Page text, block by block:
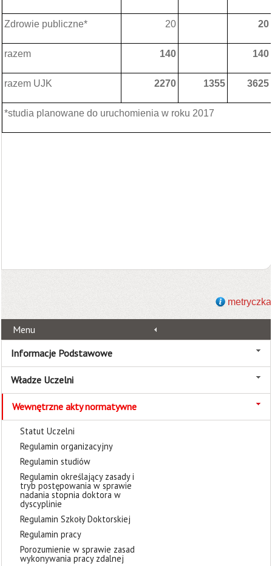
Zdrowie publiczne* 20 20
razem 140 140
razem UJK 2270 1355 3625
*studia planowane do uruchomienia w roku 2017
metryczka
Menu
Informacje Podstawowe
Władze Uczelni
Wewnętrzne akty normatywne
Statut Uczelni
Regulamin organizacyjny
Regulamin studiów
Regulamin określający zasady i
tryb postępowania w sprawie
nadania stopnia doktora w
dyscyplinie
Regulamin Szkoły Doktorskiej
Regulamin pracy
Porozumienie w sprawie zasad
wykonywania pracy zdalnej